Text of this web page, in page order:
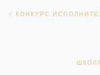
Навигация по